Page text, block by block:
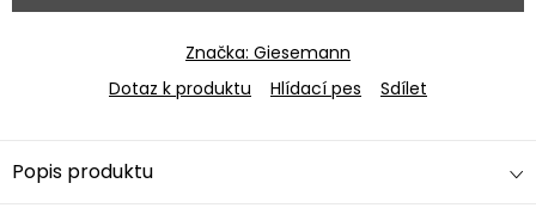
Značka: Giesemann
Dotaz k produktu
Hlídací pes Sdílet
Popis produktu